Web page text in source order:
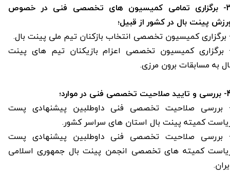
3- برگزاری تمامی کمیسیون های تخصصی فنی در خصوص
پینت بال در کشور از قبیل؛
کمیسیون تخصصی انتخاب بازکنان تیم ملی پینت بال.
برگزاری کمیسیون تخصصی اعزام بازیکنان تیم های پینت
به مسابقات برون مرزی.
فنی در موارد؛
بررسی صلاحیت تخصصی فنی داوطلبین پیشنهادی پست
کمیته پینت بال استان های سراسر کشور.
بررسی صلاحیت تخصصی فنی داوطلبین پیشنهادی پست
کمیته های تخصصی انجمن پینت بال جمهوری اسلامی